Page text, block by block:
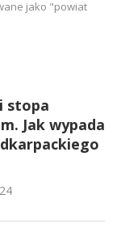
jako "powiat
stopa
Jak wypada